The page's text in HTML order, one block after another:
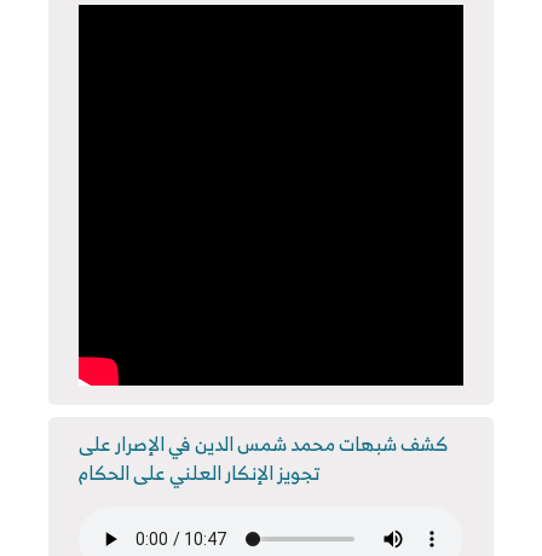
كشف شبهات محمد شمس الدين في الإصرار على
تجويز الإنكار العلني على الحكام